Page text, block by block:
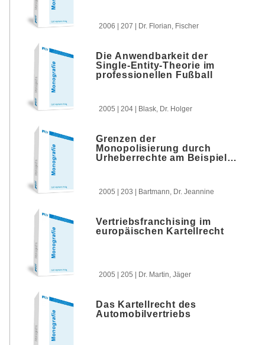
2006 | 207 | Dr. Florian, Fischer
Die Anwendbarkeit der
Single-Entity-Theorie im
professionellen Fußball
2005 | 204 | Blask, Dr. Holger
Grenzen der
Monopolisierung durch
Urheberrechte am Beispiel
2005 | 203 | Bartmann, Dr. Jeannine
Vertriebsfranchising im
europäischen Kartellrecht
2005 | 205 | Dr. Martin, Jäger
Das Kartellrecht des
Automobilvertriebs